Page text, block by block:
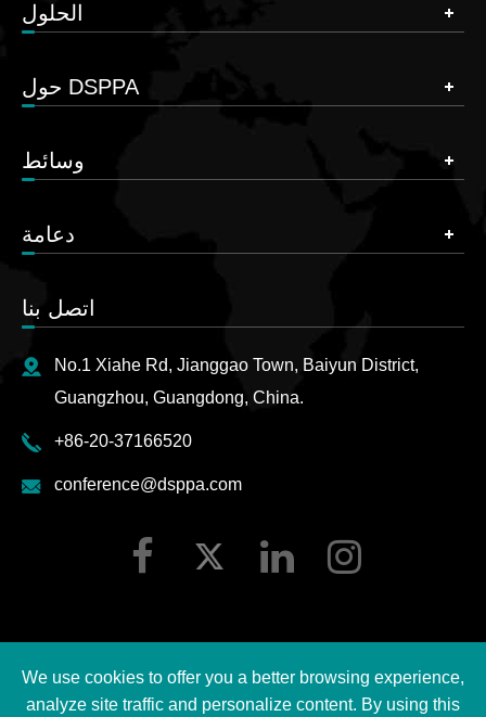
الحلول
حول DSPPA
وسائط
دعامة
اتصل بنا
No.1 Xiahe Rd, Jianggao Town, Baiyun District,
Guangzhou, Guangdong, China.
+86-20-37166520
conference@dsppa.com
حقوق الطبع ©2026 Guangzhou DSPPA Audio Co., Ltd.
We use cookies to offer you a better browsing experience,
analyze site traffic and personalize content. By using this